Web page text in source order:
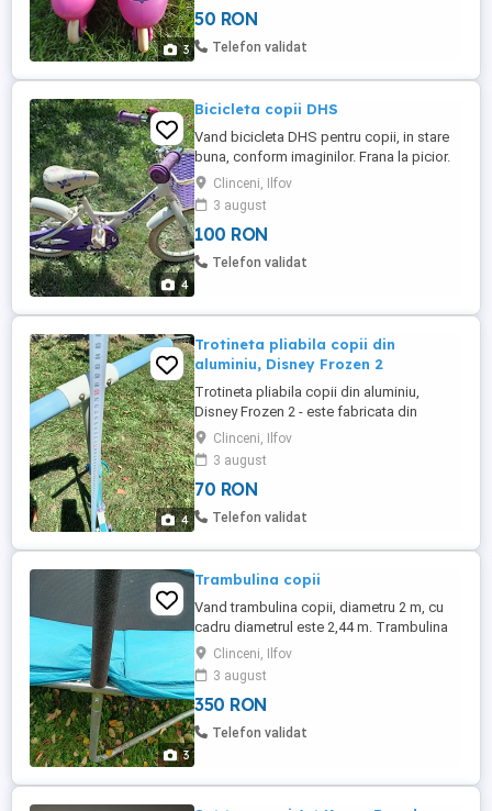
3
50 RON
Telefon validat
4
Bicicleta copii DHS
Vand bicicleta DHS pentru copii, in stare
buna, conform imaginilor. Frana la picior.
Roti 16 inch.
Clinceni, Ilfov
3 august
100 RON
Telefon validat
4
Trotineta pliabila copii din
aluminiu, Disney Frozen 2
Trotineta pliabila copii din aluminiu,
Disney Frozen 2 - este fabricata din
aluminiu durabil si usor, este pliabila ceea
ce permite trotinetei sa fie usor de
transportat si depozitat. Este echipat cu
frână de spate. Înălțimea ghidonului poate
fi reglat între 74 și 83 cm. Lungimea
Clinceni, Ilfov
3 august
70 RON
Telefon validat
3
Trambulina copii
Vand trambulina copii, diametru 2 m, cu
cadru diametrul este 2,44 m. Trambulina
este in stare buna, a fost folosita in
exterior doar vara, in rest fiind depozitata
in spatiu inchis.
Clinceni, Ilfov
3 august
350 RON
Telefon validat